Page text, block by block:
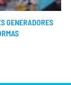
GENERADORES